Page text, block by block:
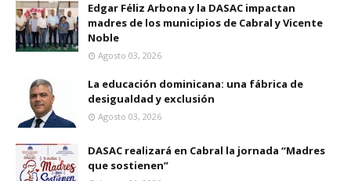
Edgar Féliz Arbona y la DASAC impactan
madres de los municipios de Cabral y Vicente
Noble
Agosto 03, 2026
La educación dominicana: una fábrica de
desigualdad y exclusión
Agosto 03, 2026
DASAC realizará en Cabral la jornada “Madres
que sostienen”